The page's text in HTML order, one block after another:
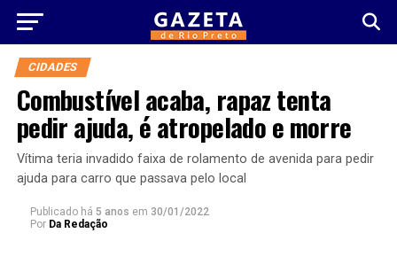
CIDADES
Combustível acaba, rapaz tenta
pedir ajuda, é atropelado e morre
Vítima teria invadido faixa de rolamento de avenida para pedir
ajuda para carro que passava pelo local
Publicado há 5 anos em 30/01/2022
Por Da Redação